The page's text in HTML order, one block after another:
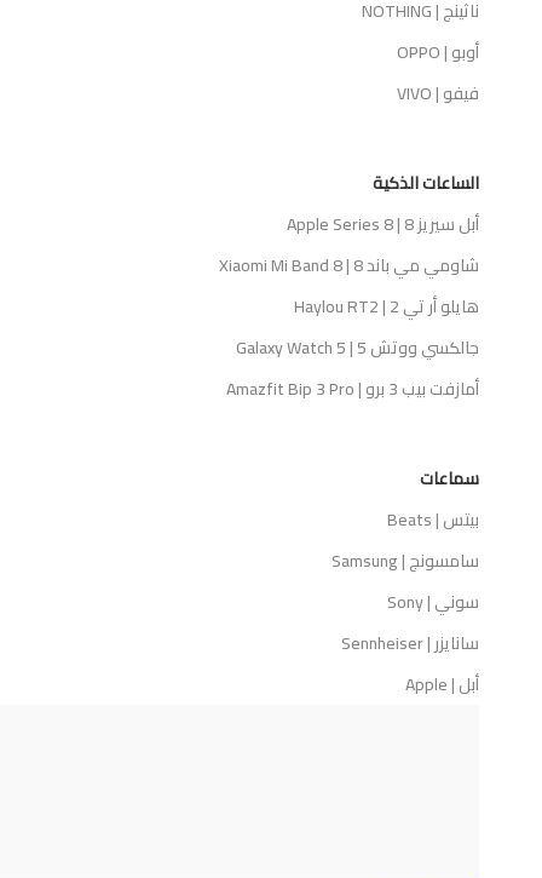
ناثينج | NOTHING
فيفو | VIVO
الساعات الذكية
أبل سيريز 8 | Apple Series 8
شاومي مي باند 8 | Xiaomi Mi Band 8
هايلو أر تي 2 | Haylou RT2
جالكسي ووتش 5 | Galaxy Watch 5
أمازفت بيب 3 برو | Amazfit Bip 3 Pro
سماعات
بيتس | Beats
سامسونج | Samsung
سوني | Sony
سانايزر | Sennheiser